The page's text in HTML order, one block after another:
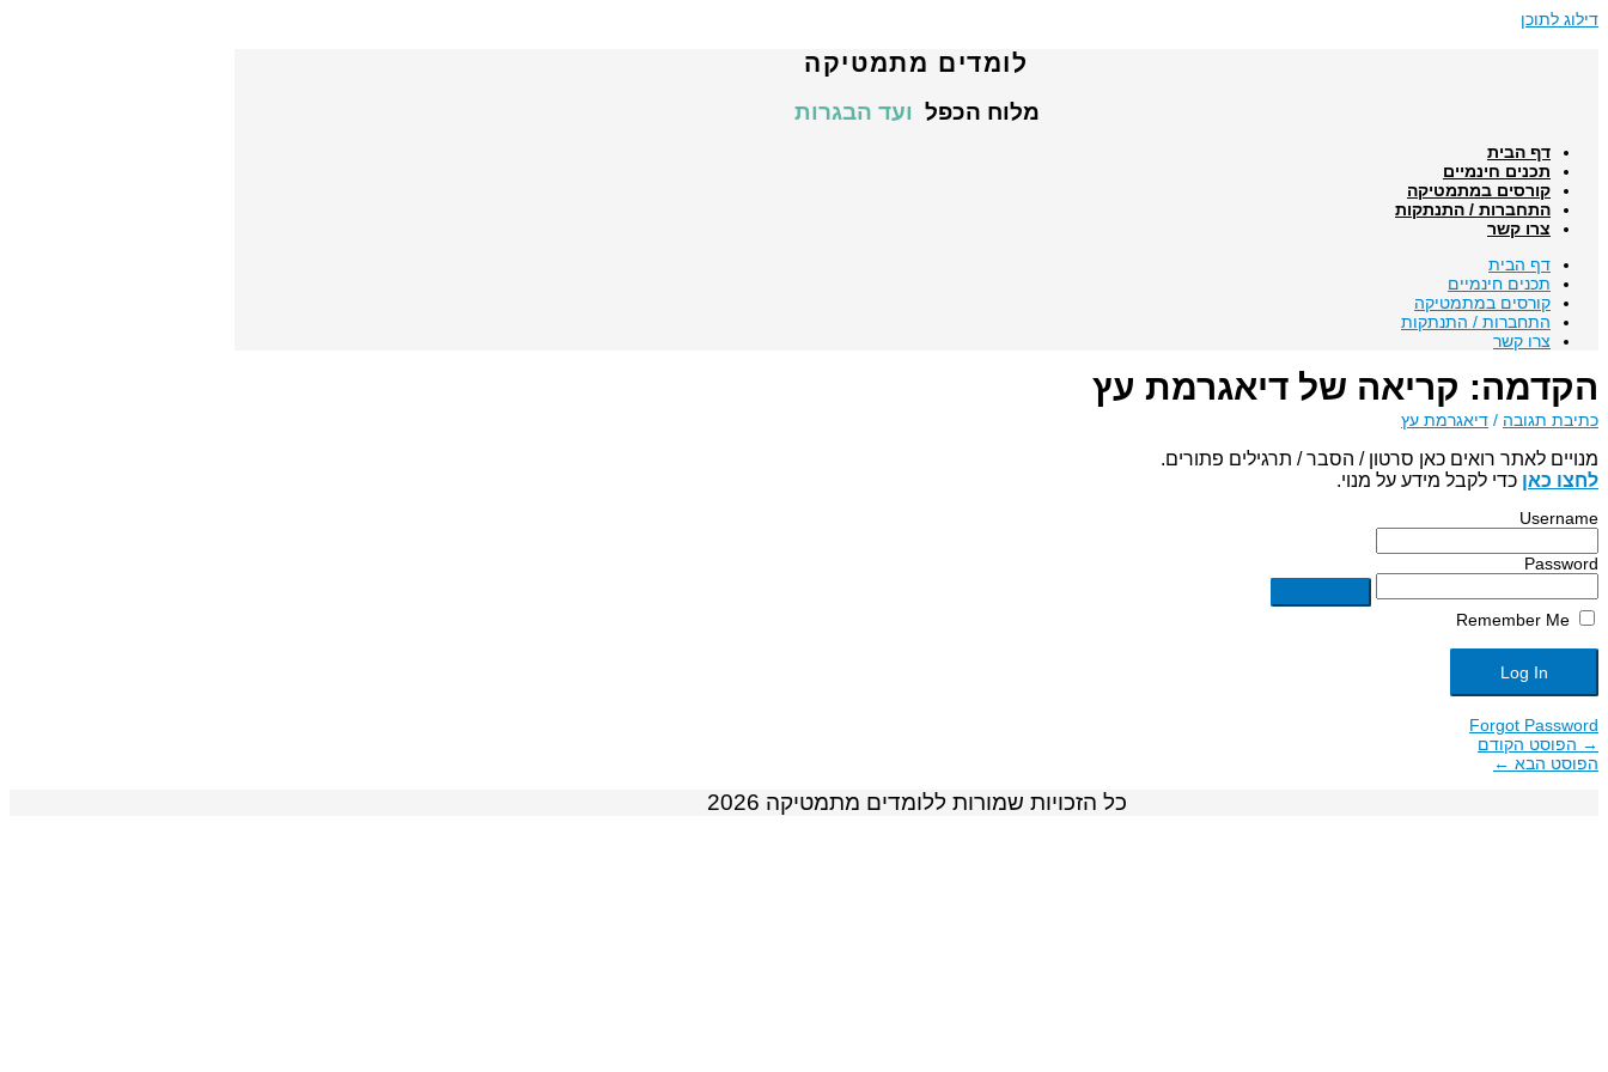
דילוג לתוכן
לומדים מתמטיקה
מלוח הכפל ועד הבגרות
דף הבית
תכנים חינמיים
קורסים במתמטיקה
התחברות / התנתקות
צרו קשר
דף הבית
תכנים חינמיים
קורסים במתמטיקה
התחברות / התנתקות
צרו קשר
הקדמה: קריאה של דיאגרמת עץ
כתיבת תגובה / דיאגרמת עץ
מנויים לאתר רואים כאן סרטון / הסבר / תרגילים פתורים.
לחצו כאן כדי לקבל מידע על מנוי.
Username
Password
Forgot Password
→ הפוסט הקודם
הפוסט הבא ←
כל הזכויות שמורות ללומדים מתמטיקה 2026